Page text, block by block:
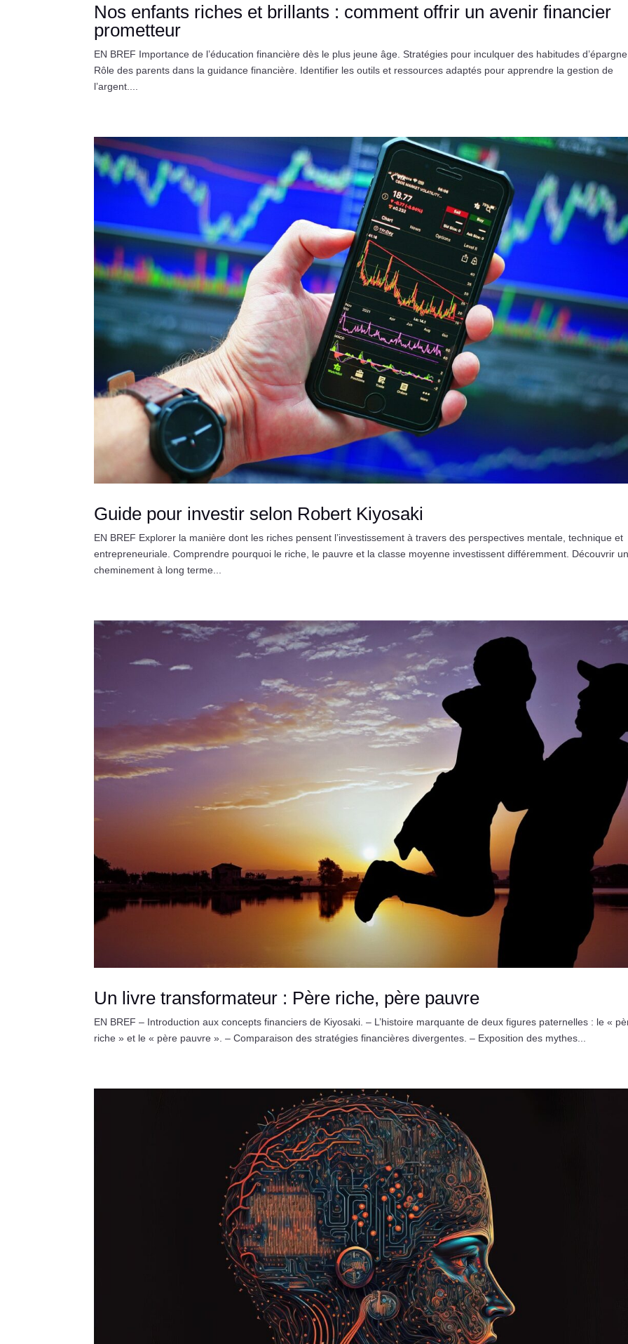
Nos enfants riches et brillants : comment offrir un avenir financier
prometteur
EN BREF Importance de l’éducation financière dès le plus jeune âge. Stratégies pour inculquer des habitudes
Rôle des parents dans la guidance financière. Identifier les outils et ressources adaptés pour apprendre la gestion de
l’argent....
Guide pour investir selon Robert Kiyosaki
EN BREF Explorer la manière dont les riches pensent l’investissement à travers des perspectives mentale, technique et
entrepreneuriale. Comprendre pourquoi le riche, le pauvre et la classe moyenne investissent différemment. Découvrir
cheminement à long terme...
Un livre transformateur : Père riche, père pauvre
EN BREF – Introduction aux concepts financiers de Kiyosaki. – L’histoire marquante de deux figures paternelles : le «
riche » et le « père pauvre ». – Comparaison des stratégies financières divergentes. – Exposition des mythes...